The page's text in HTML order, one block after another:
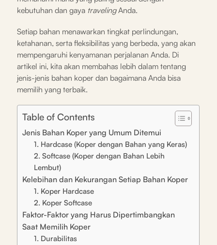
kebutuhan dan gaya travelingAnda.
Setiap bahan menawarkan tingkat perlindungan,
ketahanan, serta fleksibilitas yang berbeda, yang akan
mempengaruhi kenyamanan perjalanan Anda. Di
artikel ini, kita akan membahas lebih dalam tentang
jenis-jenis bahan koper dan bagaimana Anda bisa
memilih yang terbaik.
Table of Contents
Jenis Bahan Koper yang Umum Ditemui
1. Hardcase (Koper dengan Bahan yang Keras)
2. Softcase (Koper dengan Bahan Lebih
Lembut)
Kelebihan dan Kekurangan Setiap Bahan Koper
1. Koper Hardcase
2. Koper Softcase
Faktor-Faktor yang Harus Dipertimbangkan
Saat Memilih Koper
1. Durabilitas